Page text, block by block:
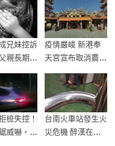
兄妹控訴
親長期暴
除扶養義
疫情嚴峻 新港奉
天宮宣布取消農曆
檢失控！
威嚇，高
台南火車站發生火
災危機 醉漢在列